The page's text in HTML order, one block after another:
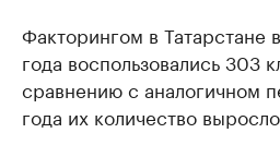
Факторингом в Татарстане
года воспользовались 303
сравнению с аналогичном
года их количество выросло